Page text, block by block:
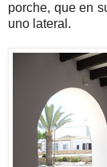
porche, que en
uno lateral.